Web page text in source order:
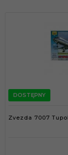
DOSTĘPNY
Zvezda 7007